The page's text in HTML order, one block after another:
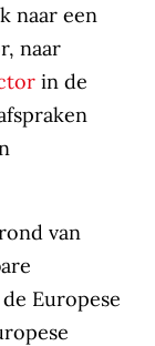
naar een
naar
in de
van
Europese